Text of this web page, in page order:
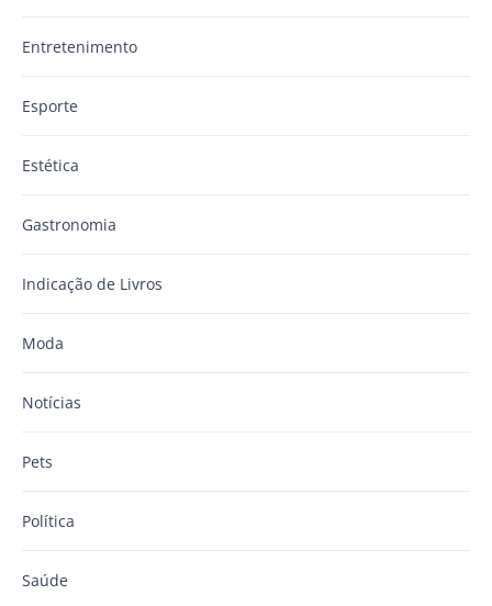
Entretenimento
Esporte
Estética
Gastronomia
Indicação de Livros
Moda
Notícias
Pets
Política
Saúde